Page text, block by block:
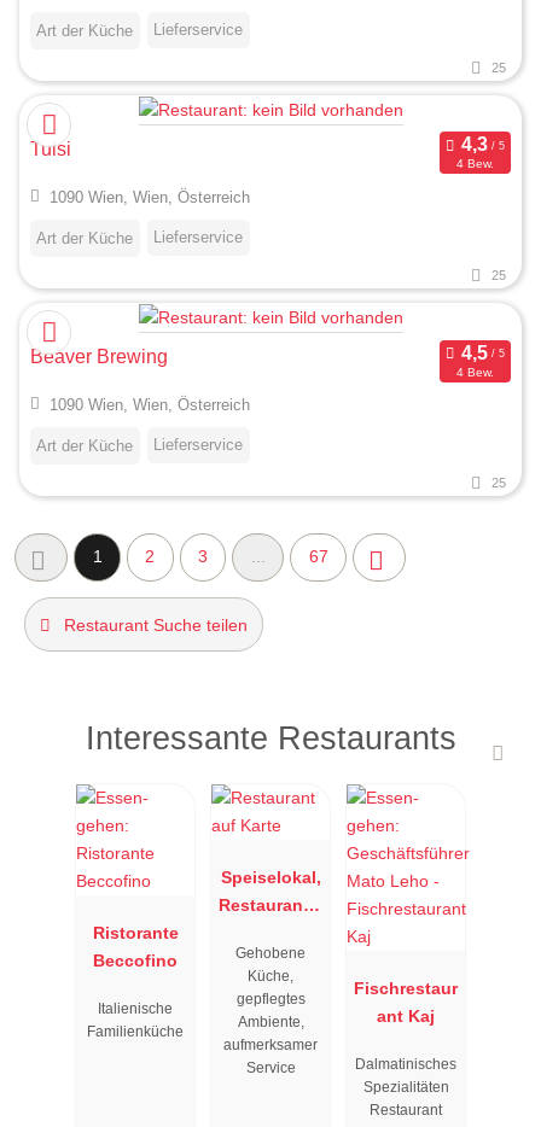
Art der Küche Lieferservice
25
Tulsi
4 Bew.
1090 Wien, Wien, Österreich
Art der Küche Lieferservice
25
Beaver Brewing
4 Bew.
1090 Wien, Wien, Österreich
Art der Küche Lieferservice
25
1 2 3 ... 67
Restaurant Suche teilen
Interessante Restaurants
Ristorante
Beccofino
Italienische
Familienküche
Speiselokal,
Restaurant "
"
Gehobene
Küche,
gepflegtes
Ambiente,
aufmerksamer
Service
Fischrestaur
ant Kaj
Dalmatinisches
Spezialitäten
Restaurant